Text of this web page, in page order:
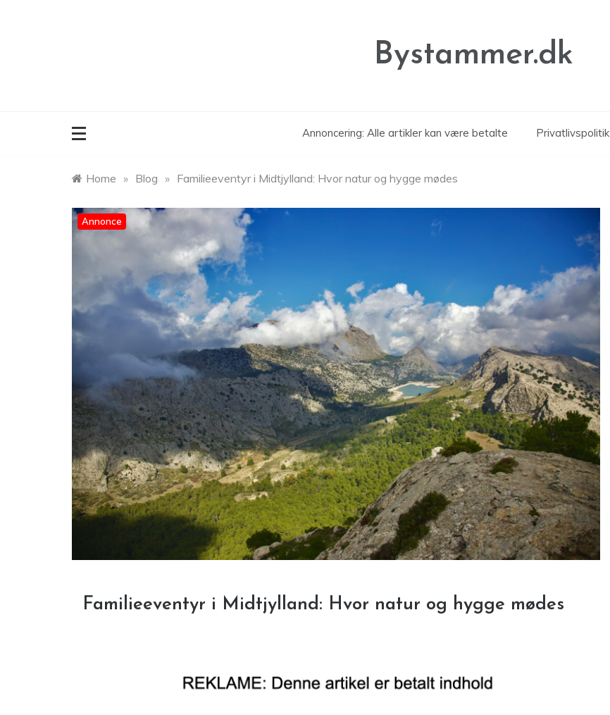
Bystammer.dk
Annoncering: Alle artikler kan være betalte Privatlivspolitik
Home » Blog » Familieeventyr i Midtjylland: Hvor natur og hygge mødes
Annonce
Familieeventyr i Midtjylland: Hvor natur og hygge mødes